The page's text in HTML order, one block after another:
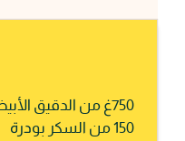
750غ من الدقيق الأبيض مغربل
150 من السكر بودرة